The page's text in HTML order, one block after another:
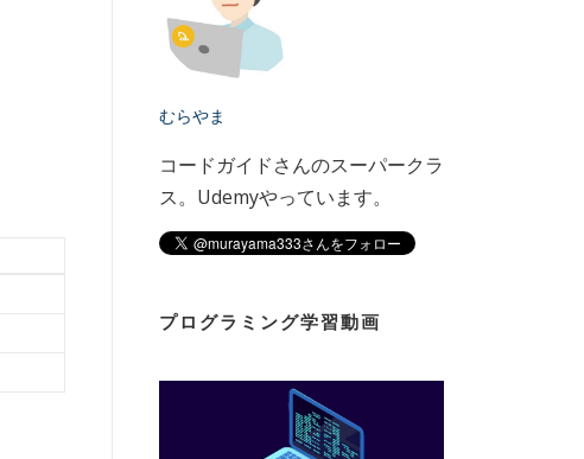
むらやま
コードガイドさんのスーパークラ
ス。Udemyやっています。
プログラミング学習動画